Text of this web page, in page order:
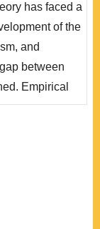
，美國學界也
基礎。就臺灣
制增加，研究
係理..
has faced a
of the
and
between
Empirical
are replacing